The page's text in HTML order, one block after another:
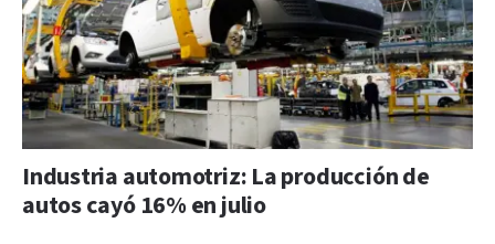
Industria automotriz: La producción de
autos cayó 16% en julio